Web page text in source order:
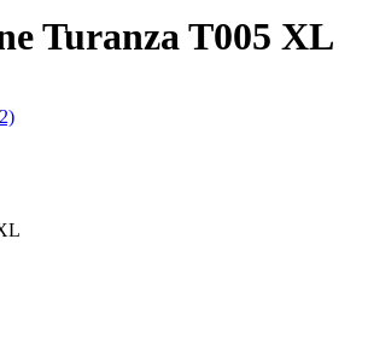
Turanza T005 XL